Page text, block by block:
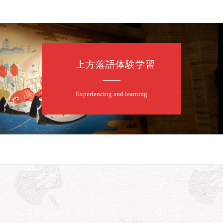
眞／笑福亭仁福／幸助福助（漫才）／桂春若
上方落語体験学習
Experiencing and learning